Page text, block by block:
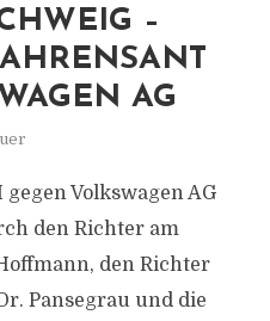
–
AG
Volkswagen AG
den Richter am
den Richter
Pansegrau und die